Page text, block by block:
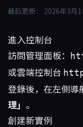
最后更新： 2026年3月1
進入控制台
訪問管理面板：
或雲端控制台
登錄後，在左側導
理」 。
創建新實例